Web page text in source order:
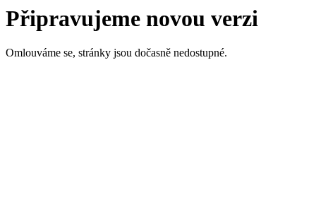
Připravujeme novou verzi
Omlouváme se, stránky jsou dočasně nedostupné.